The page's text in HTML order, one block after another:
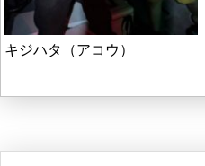
キジハタ（アコウ）